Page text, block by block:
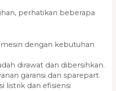
perhatikan beberapa
mesin dengan kebutuhan
dirawat dan dibersihkan.
garansi dan sparepart.
listrik dan efisiensi